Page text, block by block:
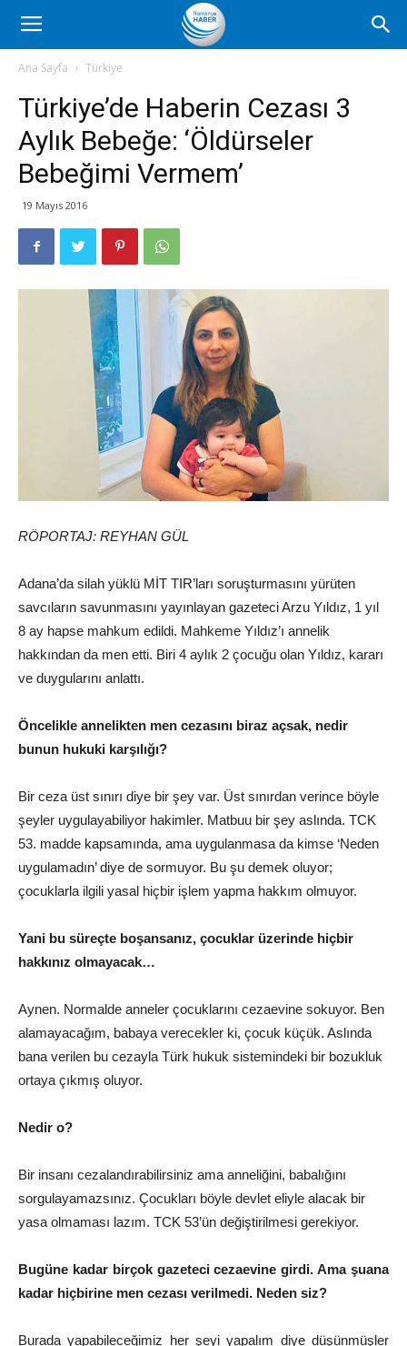
Romanya
Haber
Ana Sayfa Türkiye
Türkiye’de Haberin Cezası 3
Aylık Bebeğe: ‘Öldürseler
Bebeğimi Vermem’
19 Mayıs 2016
RÖPORTAJ: REYHAN GÜL
Adana’da silah yüklü MİT TIR’ları soruşturmasını yürüten
savcıların savunmasını yayınlayan gazeteci Arzu Yıldız, 1 yıl
8 ay hapse mahkum edildi. Mahkeme Yıldız’ı annelik
hakkından da men etti. Biri 4 aylık 2 çocuğu olan Yıldız, kararı
ve duygularını anlattı.
Öncelikle annelikten men cezasını biraz açsak, nedir
bunun hukuki karşılığı?
Bir ceza üst sınırı diye bir şey var. Üst sınırdan verince böyle
şeyler uygulayabiliyor hakimler. Matbuu bir şey aslında. TCK
53. madde kapsamında, ama uygulanmasa da kimse ‘Neden
uygulamadın’ diye de sormuyor. Bu şu demek oluyor;
çocuklarla ilgili yasal hiçbir işlem yapma hakkım olmuyor.
Yani bu süreçte boşansanız, çocuklar üzerinde hiçbir
hakkınız olmayacak…
Aynen. Normalde anneler çocuklarını cezaevine sokuyor. Ben
alamayacağım, babaya verecekler ki, çocuk küçük. Aslında
bana verilen bu cezayla Türk hukuk sistemindeki bir bozukluk
ortaya çıkmış oluyor.
Nedir o?
Bir insanı cezalandırabilirsiniz ama anneliğini, babalığını
sorgulayamazsınız. Çocukları böyle devlet eliyle alacak bir
yasa olmaması lazım. TCK 53’ün değiştirilmesi gerekiyor.
Bugüne kadar birçok gazeteci cezaevine girdi. Ama şuana
kadar hiçbirine men cezası verilmedi. Neden siz?
Burada yapabileceğimiz her şeyi yapalım diye düşünmüşler